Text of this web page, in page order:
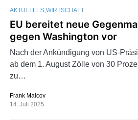
AKTUELLES WIRTSCHAFT
EU bereitet neue
gegen Washington vor
Nach der Ankündigung von US-
ab dem 1. August Zölle von 30
zu…
Frank Malcov
14. Juli 2025